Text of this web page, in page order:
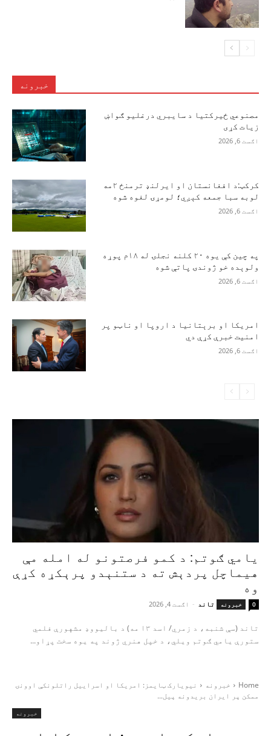
خبرونه
مصنوعي ځیرکتیا د سایبري درغلیو ګواښ
زیات کړی
اګست 6, 2026
کرکټ:د افغانستان او ایرلنډ ترمنځ ۲مه
لوبه سبا جمعه کېږي؛ لومړۍ لغوه شوه
اګست 6, 2026
په چین کې یوه ۲۰ کلنه نجلۍ له ۱۸م پوړه
ولوېده خو ژوندۍ پاتې شوه
اګست 6, 2026
امریکا او برېتانیا د اروپا او ناټو پر
امنیت خبرې کړې دي
اګست 6, 2026
یامي ګوتم: د کمو فرصتونو له امله مې
هیماچل پردېش ته د ستنېدو پرېکړه کړې
وه
خبرونه تاند - اګست 4, 2026 0
تاند (سې شنبه، د زمري/ اسد ۱۳ مه) د بالیووډ مشهورې فلمي
ستورې یامي ګوتم ویلي، د خپل هنري ژوند په یوه سخت پړاو...